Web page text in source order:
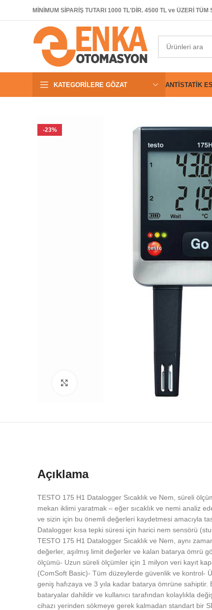
MİNİMUM SİPARİŞ TUTARI 1000 TL'DİR. 4500 TL ve ÜZERİ
KATEGORILERE GÖZAT ANTISTATIK
-23%
Açıklama
TESTO 175 H1 Datalogger Sıcaklık ve Nem, süreli
mekan iklimi yaratmak – eğer sıcaklık ve nemi analiz
ve sizin için bu önemli değerleri kaydetmesi amacıyla
Datalogger kısa tepki süresi için harici nem sensörü
TESTO 175 H1 Datalogger Sıcaklık ve Nem, aynı
değerler, aşılmış limit değerler ve kalan batarya ömrü
ölçümü- Uzun süreli ölçümler için 1 milyon veri kayıt
(ComSoft Basic)- Tüm düzeylerde güvenlik ve kontrol-
geniş hafızaya ve 3 yıla kadar batarya ömrüne
bataryalar dahildir ve kullanıcı tarafından kolaylıkla
cihazı yerinden sökmeye gerek kalmadan standart bir